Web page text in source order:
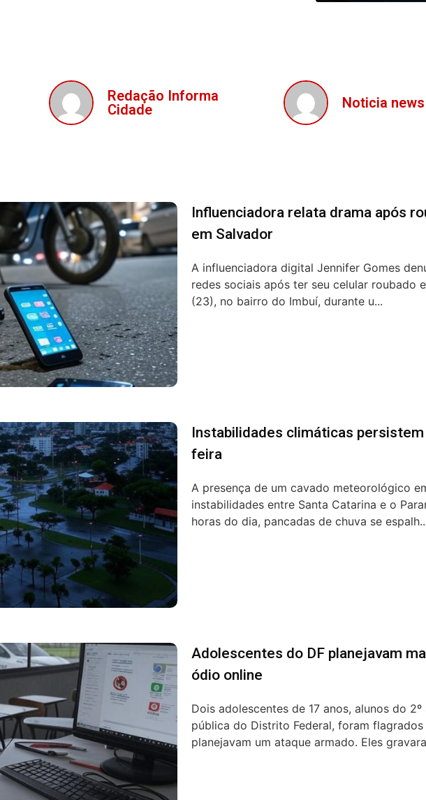
Redação Informa
Cidade
Noticia news
Influenciadora relata drama após
em Salvador
A influenciadora digital Jennifer Gomes
redes sociais após ter seu celular roubado
(23), no bairro do Imbuí, durante u...
Instabilidades climáticas
feira
A presença de um cavado meteorológico
instabilidades entre Santa Catarina e o
horas do dia, pancadas de chuva se
Adolescentes do DF planejavam
ódio online
Dois adolescentes de 17 anos, alunos do
pública do Distrito Federal, foram
planejavam um ataque armado. Eles